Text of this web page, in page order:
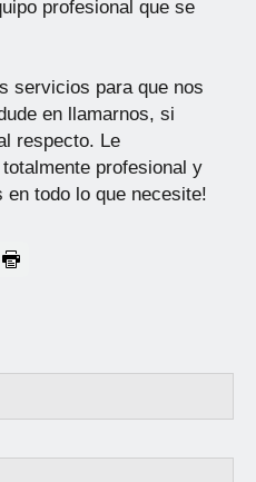
profesional que se
servicios para que nos
en llamarnos, si
respecto. Le
profesional y
en todo lo que necesite!